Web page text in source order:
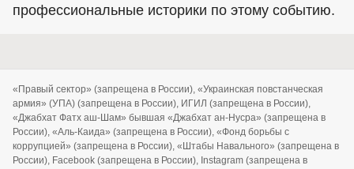
профессиональные историки по этому событию.
«Правый сектор» (запрещена в России), «Украинская повстанческая
армия» (УПА) (запрещена в России), ИГИЛ (запрещена в России),
«Джабхат Фатх аш-Шам» бывшая «Джабхат ан-Нусра» (запрещена в
России), «Аль-Каида» (запрещена в России), «Фонд борьбы с
коррупцией» (запрещена в России), «Штабы Навального» (запрещена в
России), Facebook (запрещена в России), Instagram (запрещена в